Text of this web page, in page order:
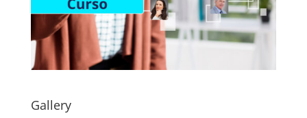
Gallery